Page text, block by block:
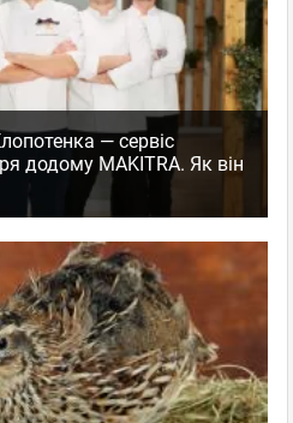
— сервіс
додому MAKITRA. Як він